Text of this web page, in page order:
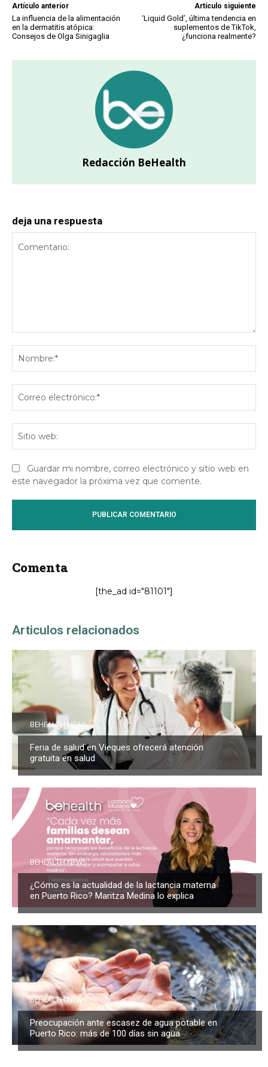
Artículo anterior
La influencia de la alimentación
en la dermatitis atópica:
Consejos de Olga Sinigaglia
Artículo siguiente
‘Liquid Gold’, última tendencia en
suplementos de TikTok,
¿funciona realmente?
Redacción BeHealth
deja una respuesta
Guardar mi nombre, correo electrónico y sitio web en
este navegador la próxima vez que comente.
Comenta
[the_ad id="81101"]
Articulos relacionados
BEHEALTH NEWS
Feria de salud en Vieques ofrecerá atención
gratuita en salud
BEHEALTH NEWS
¿Cómo es la actualidad de la lactancia materna
en Puerto Rico? Maritza Medina lo explica
BEHEALTH NEWS
Preocupación ante escasez de agua potable en
Puerto Rico: más de 100 días sin agua